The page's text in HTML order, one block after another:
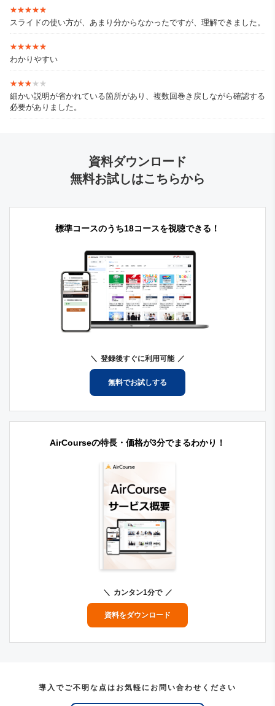
★★★★★
★★★★★
スライドの使い方が、あまり分からなかったですが、理解できました。
★★★★★
★★★★★
わかりやすい
★★★★★
★★★★★
細かい説明が省かれている箇所があり、複数回巻き戻しながら確認する
必要がありました。
資料ダウンロード
無料お試しはこちらから
標準コースのうち18コースを視聴できる！
登録後すぐに利用可能
無料でお試しする
AirCourseの特長・価格が3分でまるわかり！
カンタン1分で
資料をダウンロード
導入でご不明な点はお気軽にお問い合わせください